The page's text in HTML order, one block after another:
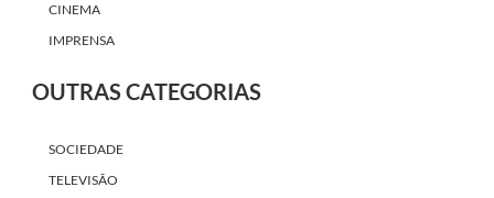
CINEMA
IMPRENSA
OUTRAS CATEGORIAS
SOCIEDADE
TELEVISÃO